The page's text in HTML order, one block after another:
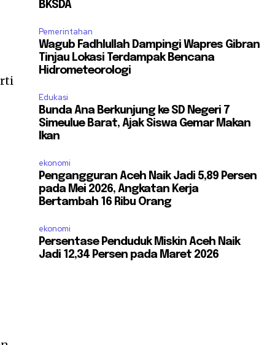
BKSDA
Pemerintahan
Wagub Fadhlullah Dampingi Wapres Gibran
Tinjau Lokasi Terdampak Bencana
Hidrometeorologi
Edukasi
Bunda Ana Berkunjung ke SD Negeri 7
Simeulue Barat, Ajak Siswa Gemar Makan
Ikan
ekonomi
Pengangguran Aceh Naik Jadi 5,89 Persen
pada Mei 2026, Angkatan Kerja
Bertambah 16 Ribu Orang
ekonomi
Persentase Penduduk Miskin Aceh Naik
Jadi 12,34 Persen pada Maret 2026